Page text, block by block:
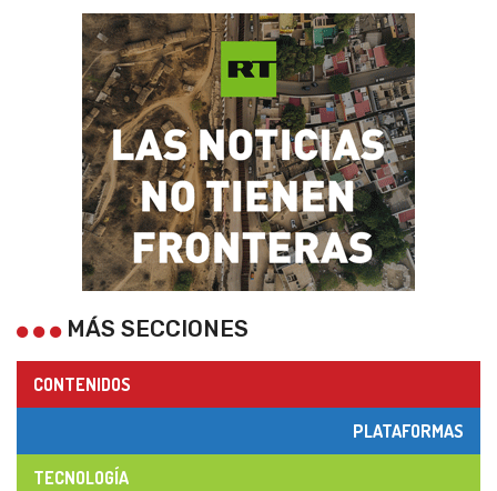
MÁS SECCIONES
CONTENIDOS
PLATAFORMAS
TECNOLOGÍA